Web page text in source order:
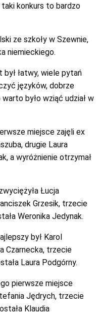
konkurs to bardzo
ze szkoły w Szewnie,
niemieckiego.
łatwy, wiele pytań
języków, dobrze
było wziąć udział w
miejsce zajęli ex
drugie Laura
a wyróżnienie otrzymał
Łucja
Grzesik, trzecie
Weronika Jedynak.
był Karol
Czarnecka, trzecie
Laura Podgórny.
pierwsze miejsce
Jędrych, trzecie
Klaudia